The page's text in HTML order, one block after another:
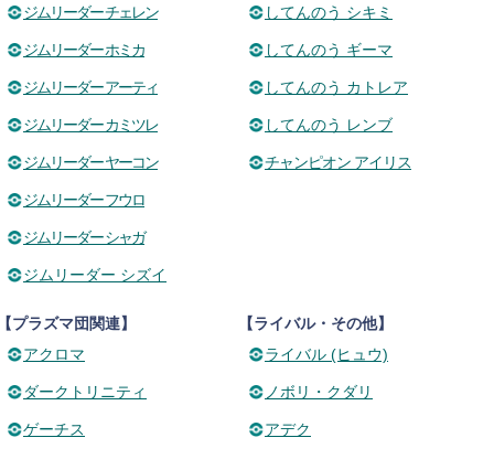
ジムリーダー チェレン
ジムリーダー ホミカ
ジムリーダー アーティ
ジムリーダー カミツレ
ジムリーダー ヤーコン
ジムリーダー フウロ
ジムリーダー シャガ
ジムリーダー シズイ
してんのう シキミ
してんのう ギーマ
してんのう カトレア
してんのう レンブ
チャンピオン アイリス
プラズマ団関連】
アクロマ
ダークトリニティ
ゲーチス
【ライバル・その他】
ライバル (ヒュウ)
ノボリ・クダリ
アデク